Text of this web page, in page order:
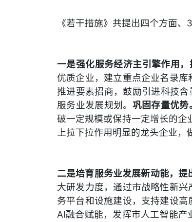
《若干措施》共提出四个方面、
一是强化服务经济主引擎作用
优质企业，建立重点企业名录库
推进要素招商，鼓励引进科技
服务业发展规划。 巩固存量优势
破一定规模或保持一定增长的企
上拉下拉作用明显的龙头企业，
二是培育服务业发展新动能，
大研发力度，通过市战略性新
务平台和设施建设，支持建设
AI融合赋能，发挥市人工智能产